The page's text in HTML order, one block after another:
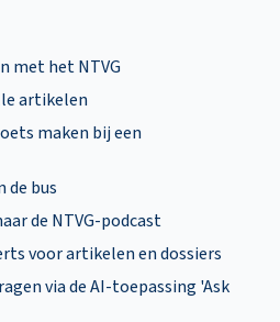
met het NTVG
artikelen
maken bij een
de bus
de NTVG-podcast
voor artikelen en dossiers
via de AI-toepassing 'Ask